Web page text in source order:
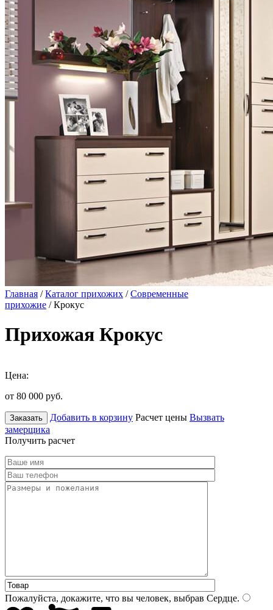
Главная /Каталог прихожих /Современные
прихожие / Крокус
Прихожая Крокус
Цена:
от 80 000 руб.
Заказать Добавить в корзину Расчет цены Вызвать
замерщика
Получить расчет
Пожалуйста, докажите, что вы человек, выбрав Сердце.